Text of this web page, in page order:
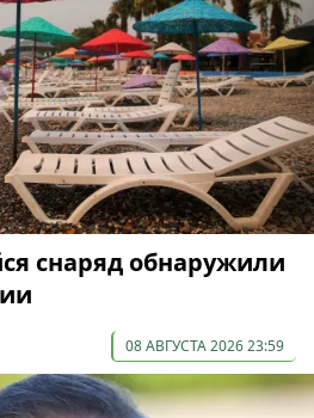
снаряд обнаружили
08 АВГУСТА 2026 23:59